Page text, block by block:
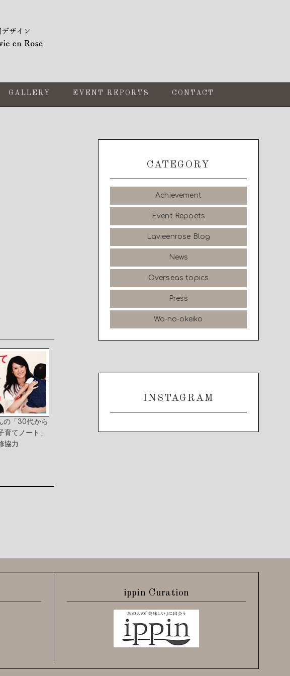
GALLERY EVENT REPORTS CONTACT
の「30代から
育てノート」
協力
CATEGORY
Achievement
Event Repoets
Lavieenrose Blog
News
Overseas topics
Press
Wa-no-okeiko
INSTAGRAM
ippin Curation